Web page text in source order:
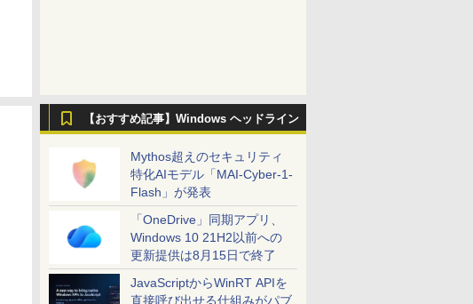
【おすすめ記事】Windows ヘッドライン
Mythos超えのセキュリティ
特化AIモデル「MAI-Cyber-1-
Flash」が発表
「OneDrive」同期アプリ、
Windows 10 21H2以前への
更新提供は8月15日で終了
JavaScriptからWinRT APIを
直接呼び出せる仕組みがパブ